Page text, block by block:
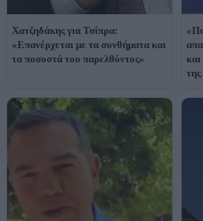
Χατζηδάκης για Τσίπρα:
«Επανέρχεται με τα συνθήματα και
τα ποσοστά του παρελθόντος»
και